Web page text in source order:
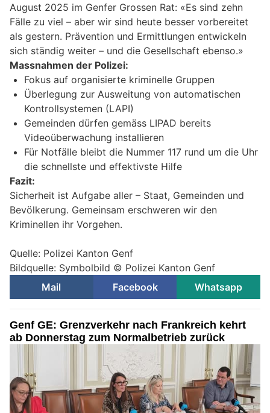
August 2025 im Genfer Grossen Rat: «Es sind zehn
Fälle zu viel – aber wir sind heute besser vorbereitet
als gestern. Prävention und Ermittlungen entwickeln
sich ständig weiter – und die Gesellschaft ebenso.»
Massnahmen der Polizei:
Fokus auf organisierte kriminelle Gruppen
Überlegung zur Ausweitung von automatischen
Kontrollsystemen (LAPI)
Gemeinden dürfen gemäss LIPAD bereits
Videoüberwachung installieren
Für Notfälle bleibt die Nummer 117 rund um die Uhr
die schnellste und effektivste Hilfe
Fazit:
Sicherheit ist Aufgabe aller – Staat, Gemeinden und
Bevölkerung. Gemeinsam erschweren wir den
Kriminellen ihr Vorgehen.
Quelle: Polizei Kanton Genf
Bildquelle: Symbolbild © Polizei Kanton Genf
Mail
Facebook Whatsapp
Genf GE: Grenzverkehr nach Frankreich kehrt
ab Donnerstag zum Normalbetrieb zurück